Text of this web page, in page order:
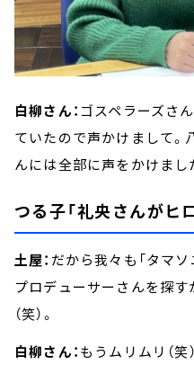
白柳さん： ゴスペラーズさ
ていたので声かけまして。
んには全部に声をかけまし
つる子「礼央さんがヒ
土屋： だから我々も「タマ
プロデューサーさんを探す
（笑）。
白柳さん：もうムリムリ（笑）